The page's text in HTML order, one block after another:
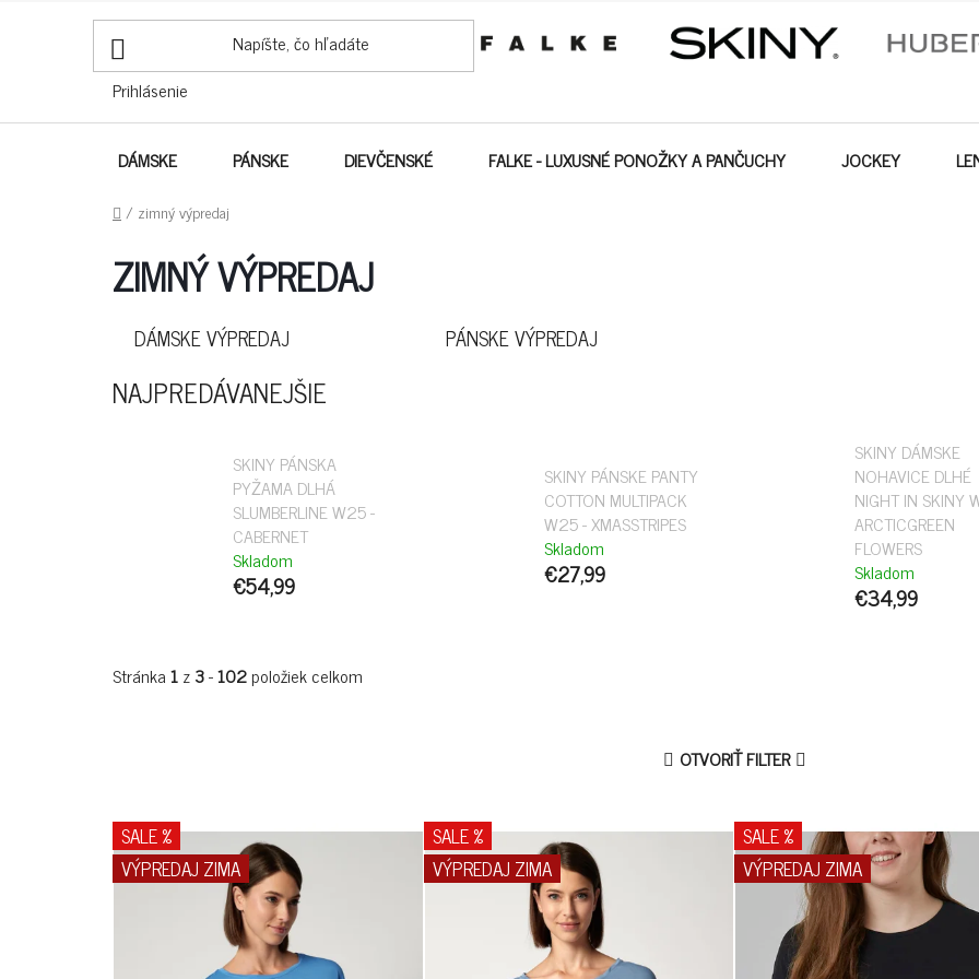
Prihlásenie
DÁMSKE PÁNSKE DIEVČENSKÉ FALKE - LUXUSNÉ PONOŽKY A PANČUCHY JOCKEY
DOMOV
/ zimný výpredaj
ZIMNÝ VÝPREDAJ
DÁMSKE VÝPREDAJ PÁNSKE VÝPREDAJ
NAJPREDÁVANEJŠIE
SKINY PÁNSKA
PYŽAMA DLHÁ
SLUMBERLINE W25 -
CABERNET
Skladom
€54,99
SKINY PÁNSKE PANTY
COTTON MULTIPACK
W25 - XMASSTRIPES
Skladom
€27,99
SKINY DÁMSKE
NOHAVICE DLHÉ
NIGHT IN SKINY
ARCTICGREEN
FLOWERS
Skladom
€34,99
Stránka1z3-102položiek celkom
OTVORIŤ FILTER
V
Ý
P
SALE %
VÝPREDAJ ZIMA
SALE %
VÝPREDAJ ZIMA
SALE %
VÝPREDAJ ZIMA